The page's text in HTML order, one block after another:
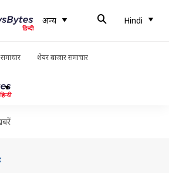
अन्य Hindi
शेयर बाजार समाचार